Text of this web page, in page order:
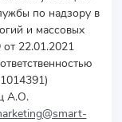
по надзору в
и массовых
22.01.2021
А.О.